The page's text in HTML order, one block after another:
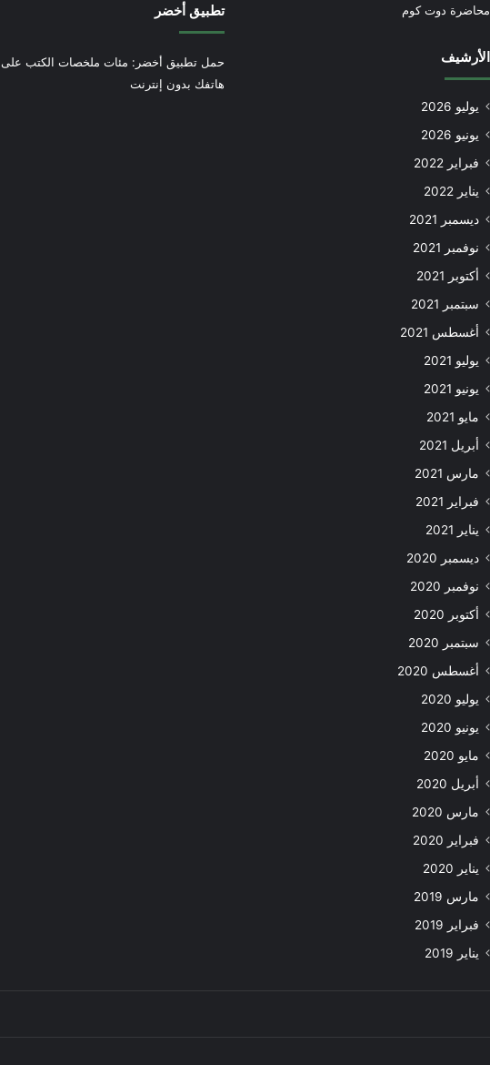
محاضرة دوت كوم
الأرشيف
يوليو 2026
يونيو 2026
فبراير 2022
يناير 2022
ديسمبر 2021
نوفمبر 2021
أكتوبر 2021
سبتمبر 2021
أغسطس 2021
يوليو 2021
يونيو 2021
مايو 2021
أبريل 2021
مارس 2021
فبراير 2021
يناير 2021
ديسمبر 2020
نوفمبر 2020
أكتوبر 2020
سبتمبر 2020
أغسطس 2020
يوليو 2020
يونيو 2020
مايو 2020
أبريل 2020
مارس 2020
فبراير 2020
يناير 2020
مارس 2019
فبراير 2019
يناير 2019
تطبيق أخضر
حمل تطبيق أخضر: مئات ملخصات الكتب على
هاتفك بدون إنترنت